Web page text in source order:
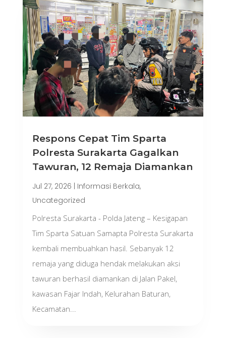
Respons Cepat Tim Sparta
Polresta Surakarta Gagalkan
Tawuran, 12 Remaja Diamankan
Jul 27, 2026 Informasi Berkala,
Uncategorized
Polresta Surakarta - Polda Jateng – Kesigapan
Tim Sparta Satuan Samapta Polresta Surakarta
kembali membuahkan hasil. Sebanyak 12
remaja yang diduga hendak melakukan aksi
tawuran berhasil diamankan di Jalan Pakel,
kawasan Fajar Indah, Kelurahan Baturan,
Kecamatan...